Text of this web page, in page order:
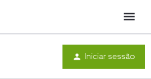
Menu
Iniciar sessão